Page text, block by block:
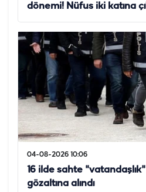
dönemi! Nüfus iki katına
04-08-2026 10:06
16 ilde sahte
gözaltına alındı